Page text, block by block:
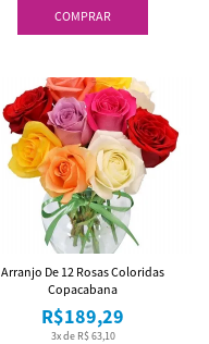
COMPRAR
3x de R$ 63,10
R$189,29
Arranjo De 12 Rosas Coloridas
Copacabana